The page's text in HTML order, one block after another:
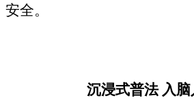
安全。
沉浸式普法 入